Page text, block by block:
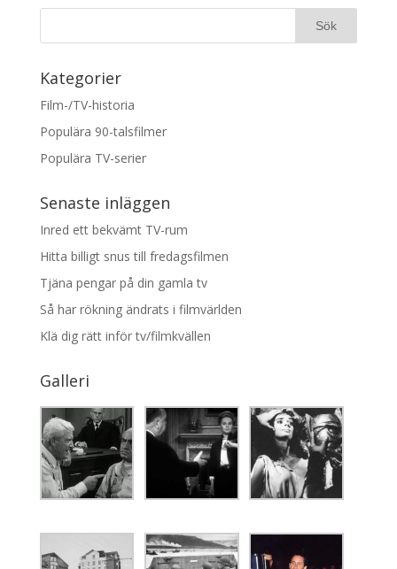
Kategorier
Film-/TV-historia
Populära 90-talsfilmer
Populära TV-serier
Senaste inläggen
Inred ett bekvämt TV-rum
Hitta billigt snus till fredagsfilmen
Tjäna pengar på din gamla tv
Så har rökning ändrats i filmvärlden
Klä dig rätt inför tv/filmkvällen
Galleri